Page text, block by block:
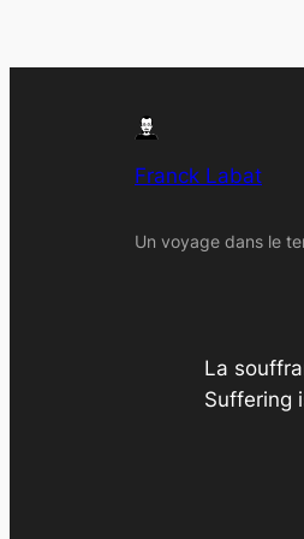
Franck Labat
Un voyage dans le
La
Suffering